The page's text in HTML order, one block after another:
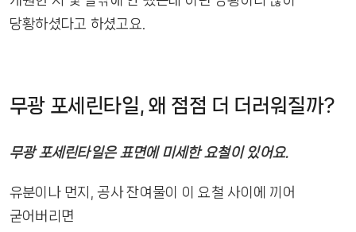
당황하셨다고 하셨고요.
무광 포세린타일, 왜 점점 더 더러워질까?
무광 포세린타일은 표면에 미세한 요철이 있어요.
유분이나 먼지, 공사 잔여물이 이 요철 사이에 끼어
굳어버리면